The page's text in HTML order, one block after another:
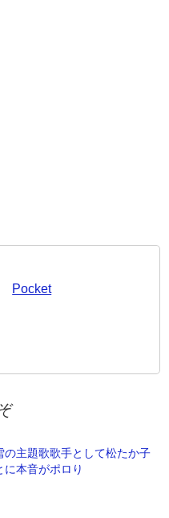
Pocket
の主題歌歌手として松たか子
本音がポロり